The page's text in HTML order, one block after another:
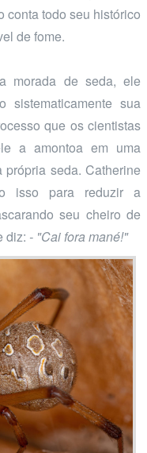
conta todo seu histórico
de fome.
morada de seda, ele
sistematicamente sua
que os cientistas
a amontoa em uma
seda. Catherine
isso para reduzir a
seu cheiro de
diz: - "Cai fora mané!"